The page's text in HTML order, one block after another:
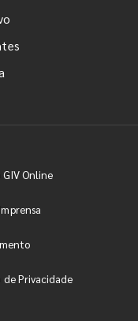
GIV Online
de Privacidade